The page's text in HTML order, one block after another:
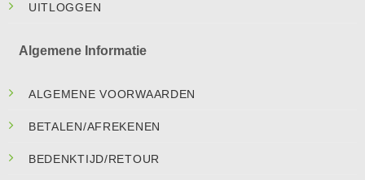
UITLOGGEN
Algemene Informatie
ALGEMENE VOORWAARDEN
BETALEN/AFREKENEN
BEDENKTIJD/RETOUR